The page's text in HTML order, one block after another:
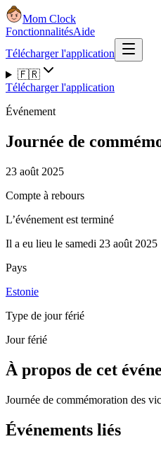
Mom Clock
FonctionnalitésAide
Télécharger l'application
🇫🇷
Télécharger l'application
Événement
Journée de
23 août 2025
Compte à rebours
L’événement est terminé
Il a eu lieu le samedi 23 août 2025
Pays
Estonie
Type de jour férié
Jour férié
À propos de cet
Journée de commémoration des
Événements liés